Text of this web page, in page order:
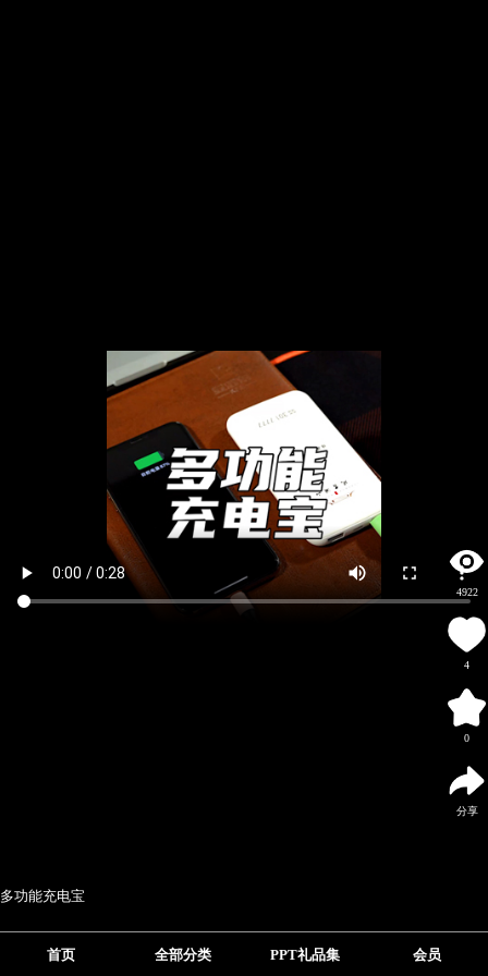
多功能充电宝
4922
4
0
分享
首页 全部分类 PPT礼品集 会员